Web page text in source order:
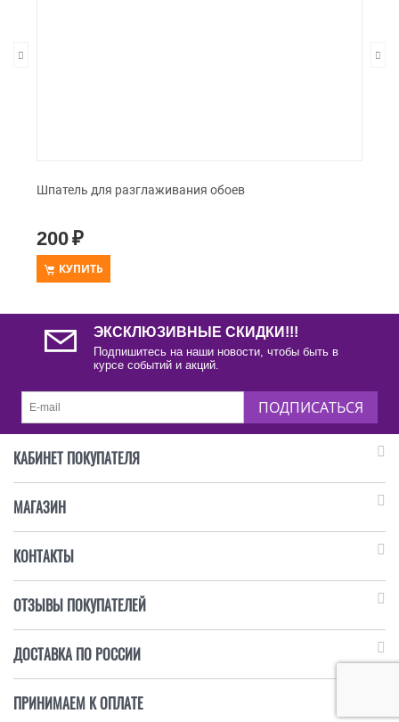
Шпатель для разглаживания обоев
200₽
КУПИТЬ
ЭКСКЛЮЗИВНЫЕ СКИДКИ!!!
Подпишитесь на наши новости, чтобы быть в
курсе событий и акций.
ПОДПИСАТЬСЯ
КАБИНЕТ ПОКУПАТЕЛЯ
МАГАЗИН
КОНТАКТЫ
ОТЗЫВЫ ПОКУПАТЕЛЕЙ
ДОСТАВКА ПО РОССИИ
ПРИНИМАЕМ К ОПЛАТЕ